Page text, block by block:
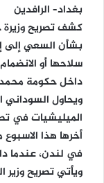
بغداد– الرافدين
كشف تصريح وزيرة
بشأن السعي إلى
سلاحها أو
داخل حكومة
ويحاول السوداني
الميليشيات في
أخرها هذا
في لندن، عندما
ويأتي تصريح